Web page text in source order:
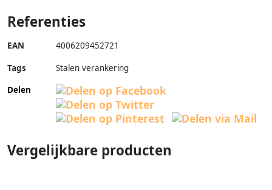
Referenties
EAN 4006209452721
Tags
Stalen verankering
Delen
Vergelijkbare producten